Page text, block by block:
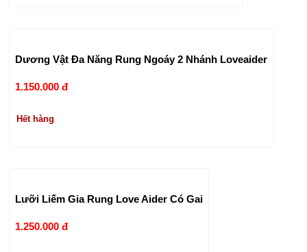
Dương Vật Đa Năng Rung Ngoáy 2 Nhánh Loveaider
1.150.000 đ
Hết hàng
Lưỡi Liếm Gỉa Rung Love Aider Có Gai
1.250.000 đ